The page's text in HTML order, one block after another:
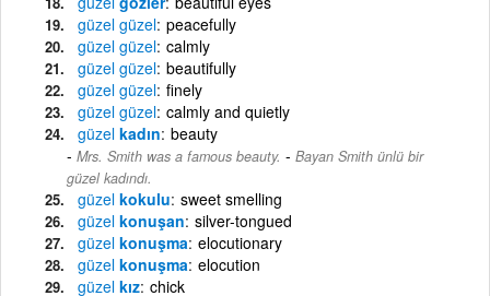
güzel güzel peacefully
güzel güzel calmly
güzel güzel beautifully
güzel güzel finely
güzel güzel calmly and quietly
güzel kadın beauty
Mrs. Smith was a famous beauty. - Bayan Smith ünlü bir
güzel kadındı.
güzel kokulu sweet smelling
güzel konuşan silver-tongued
güzel konuşma elocutionary
güzel konuşma elocution
güzel kız chick